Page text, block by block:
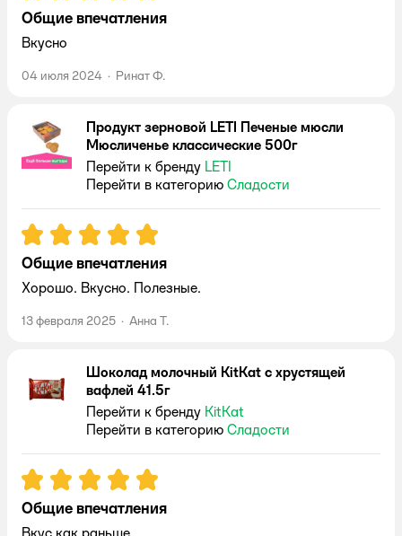
Общие впечатления
Вкусно
04 июля 2024 · Ринат Ф.
Продукт зерновой LETI Печеные мюсли
Мюсличенье классические 500г
Перейти к бренду LETI
Перейти в категорию Сладости
Рейтинг:5
Общие впечатления
Хорошо. Вкусно. Полезные.
13 февраля 2025 · Анна Т.
Шоколад молочный KitKat с хрустящей
вафлей 41.5г
Перейти к бренду KitKat
Перейти в категорию Сладости
Рейтинг:5
Общие впечатления